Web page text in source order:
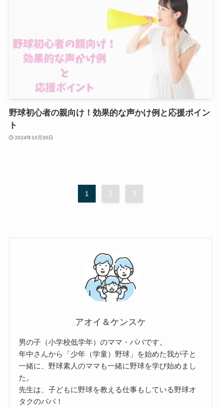
野球初心者の親向け！効果的な声かけ例と応援ポイン
ト
2024年10月30日
1 2 3
アオイ＆ケンスケ
男の子（小学校低学年）のママ・パパです。
年中さんから「少年（学童）野球」を始めた我が子と
一緒に、野球素人のママも一緒に野球を学び始めまし
た。
先生は、子どもに野球を教える仕事もしている野球オ
タクのパパ！